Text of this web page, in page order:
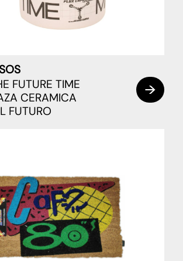
FUTURE TIME
CERAMICA
FUTURO